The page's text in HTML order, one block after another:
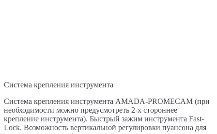
Система крепления инструмента
Система крепления инструмента AMADA-PROMECAM (при
необходимости можно предусмотреть 2-х стороннее
крепление инструмента). Быстрый зажим инструмента Fast-
Lock. Возможность вертикальной регулировки пуансона для